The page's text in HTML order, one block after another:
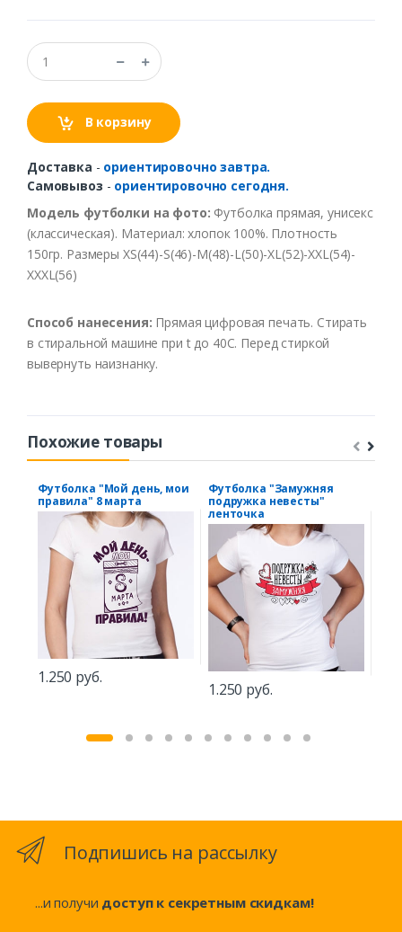
В корзину
Доставка - ориентировочно завтра.
Самовывоз - ориентировочно сегодня.
Модель футболки на фото: Футболка прямая, унисекс
(классическая). Материал: хлопок 100%. Плотность
150гр. Размеры XS(44)-S(46)-M(48)-L(50)-XL(52)-XXL(54)-
XXXL(56)
Способ нанесения: Прямая цифровая печать. Стирать
в стиральной машине при t до 40С. Перед стиркой
вывернуть наизнанку.
Похожие товары
Футболка "Мой день, мои
правила" 8 марта
1.250 руб.
Футболка "Замужняя
подружка невесты"
ленточка
1.250 руб.
Подпишись на рассылку
...и получи доступ к секретным скидкам!